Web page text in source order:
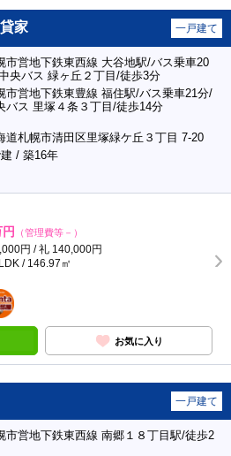
家 一戸建て
市営地下鉄東西線 大谷地駅/バス乗車20
央バス 緑ヶ丘２丁目/徒歩3分
市営地下鉄東豊線 福住駅/バス乗車21分/
バス 里塚４条３丁目/徒歩14分
道札幌市清田区里塚緑ケ丘３丁目 7-20
/ 築16年
（管理費等－）
円 / 礼 140,000円
/ 146.97㎡
タ
お気に入り
一戸建て
市営地下鉄東西線 南郷１８丁目駅/徒歩2